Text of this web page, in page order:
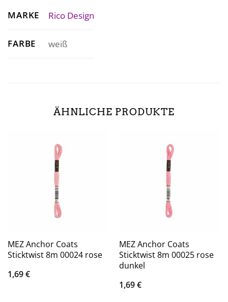
MARKE Rico Design
FARBE weiß
ÄHNLICHE PRODUKTE
MEZ Anchor Coats
Sticktwist 8m 00024 rose
1,69€
MEZ Anchor Coats
Sticktwist 8m 00025 rose
dunkel
1,69€